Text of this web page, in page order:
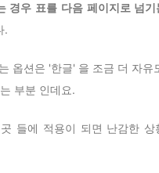
경우 표를 다음 페이지로 넘기
.
옵션은 '한글' 을 조금 더 자유
부분 인데요.
들에 적용이 되면 난감한 상